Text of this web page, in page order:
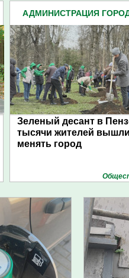
АДМИНИСТРАЦИЯ
Зеленый десант в
тысячи жителей
менять город